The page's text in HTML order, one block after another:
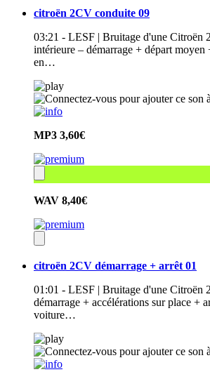
citroën 2CV conduite 09
03:21 - LESF | Bruitage d'une Citroën
intérieure – démarrage + départ moyen
en…
MP3 3,60€
WAV 8,40€
citroën 2CV démarrage + arrêt 01
01:01 - LESF | Bruitage d'une Citroën
démarrage + accélérations sur place +
voiture…